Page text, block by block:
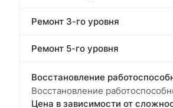
Ремонт 3-го уровня
Ремонт 5-го уровня
Восстановление
Восстановление
Цена в зависимости от